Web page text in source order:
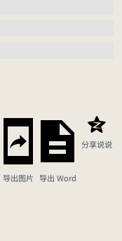
导出图片 导出 Word
分享说说